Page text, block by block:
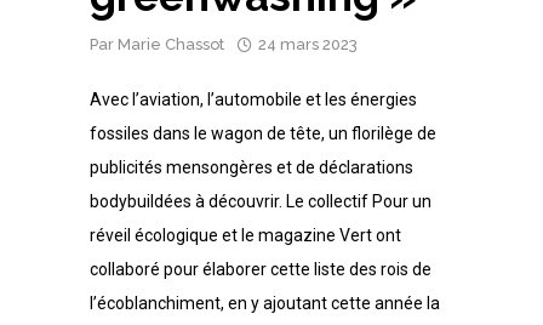
Par Marie Chassot 24 mars 2023
Avec l’aviation, l’automobile et les énergies
fossiles dans le wagon de tête, un florilège de
publicités mensongères et de déclarations
bodybuildées à découvrir. Le collectif Pour un
réveil écologique et le magazine Vert ont
collaboré pour élaborer cette liste des rois de
l’écoblanchiment, en y ajoutant cette année la